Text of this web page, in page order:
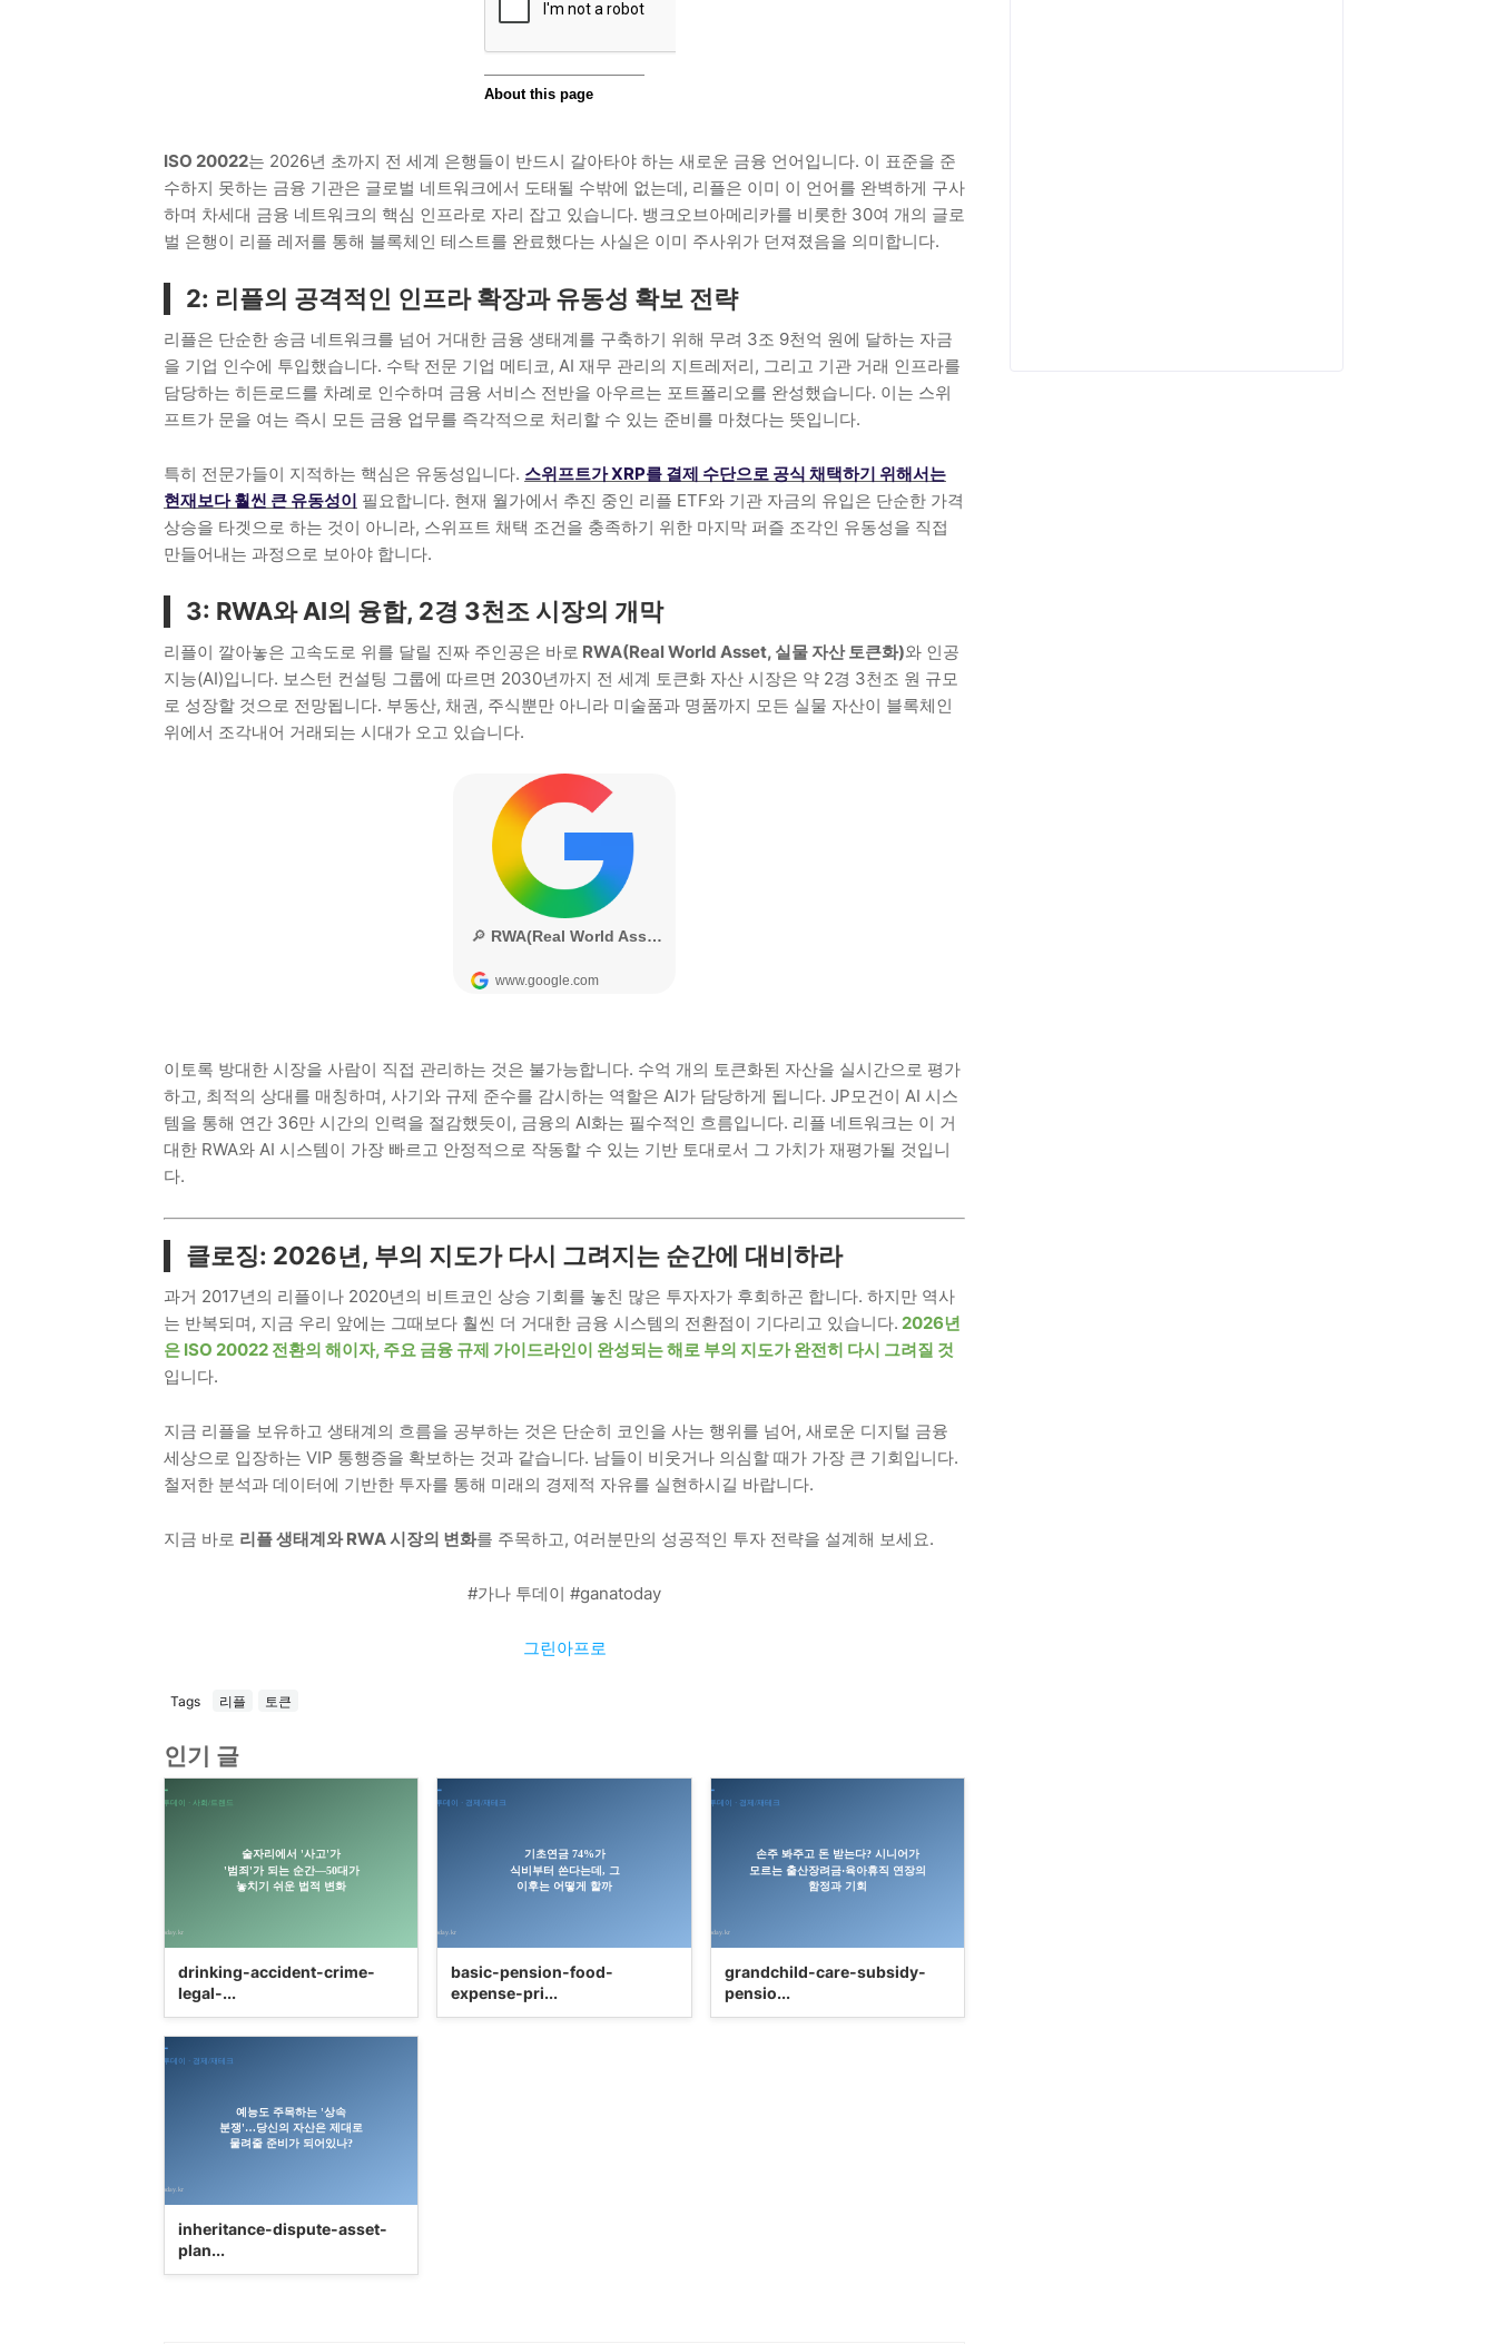
ISO 20022는 2026년 초까지 전 세계 은행들이 반드시 갈아타야 하는 새로운 금융 언어입니다. 이 표준을 준
수하지 못하는 금융 기관은 글로벌 네트워크에서 도태될 수밖에 없는데, 리플은 이미 이 언어를 완벽하게 구사
하며 차세대 금융 네트워크의 핵심 인프라로 자리 잡고 있습니다. 뱅크오브아메리카를 비롯한 30여 개의 글로
벌 은행이 리플 레저를 통해 블록체인 테스트를 완료했다는 사실은 이미 주사위가 던져졌음을 의미합니다.
2: 리플의 공격적인 인프라 확장과 유동성 확보 전략
리플은 단순한 송금 네트워크를 넘어 거대한 금융 생태계를 구축하기 위해 무려 3조 9천억 원에 달하는 자금
을 기업 인수에 투입했습니다. 수탁 전문 기업 메티코, AI 재무 관리의 지트레저리, 그리고 기관 거래 인프라를
담당하는 히든로드를 차례로 인수하며 금융 서비스 전반을 아우르는 포트폴리오를 완성했습니다. 이는 스위
프트가 문을 여는 즉시 모든 금융 업무를 즉각적으로 처리할 수 있는 준비를 마쳤다는 뜻입니다.
특히 전문가들이 지적하는 핵심은 유동성입니다. 스위프트가 XRP를 결제 수단으로 공식 채택하기 위해서는
현재보다 훨씬 큰 유동성이 필요합니다. 현재 월가에서 추진 중인 리플 ETF와 기관 자금의 유입은 단순한 가격
상승을 타겟으로 하는 것이 아니라, 스위프트 채택 조건을 충족하기 위한 마지막 퍼즐 조각인 유동성을 직접
만들어내는 과정으로 보아야 합니다.
3: RWA와 AI의 융합, 2경 3천조 시장의 개막
리플이 깔아놓은 고속도로 위를 달릴 진짜 주인공은 바로 RWA(Real World Asset, 실물 자산 토큰화)와 인공
지능(AI)입니다. 보스턴 컨설팅 그룹에 따르면 2030년까지 전 세계 토큰화 자산 시장은 약 2경 3천조 원 규모
로 성장할 것으로 전망됩니다. 부동산, 채권, 주식뿐만 아니라 미술품과 명품까지 모든 실물 자산이 블록체인
위에서 조각내어 거래되는 시대가 오고 있습니다.
이토록 방대한 시장을 사람이 직접 관리하는 것은 불가능합니다. 수억 개의 토큰화된 자산을 실시간으로 평가
하고, 최적의 상대를 매칭하며, 사기와 규제 준수를 감시하는 역할은 AI가 담당하게 됩니다. JP모건이 AI 시스
템을 통해 연간 36만 시간의 인력을 절감했듯이, 금융의 AI화는 필수적인 흐름입니다. 리플 네트워크는 이 거
대한 RWA와 AI 시스템이 가장 빠르고 안정적으로 작동할 수 있는 기반 토대로서 그 가치가 재평가될 것입니
다.
클로징: 2026년, 부의 지도가 다시 그려지는 순간에 대비하라
과거 2017년의 리플이나 2020년의 비트코인 상승 기회를 놓친 많은 투자자가 후회하곤 합니다. 하지만 역사
는 반복되며, 지금 우리 앞에는 그때보다 훨씬 더 거대한 금융 시스템의 전환점이 기다리고 있습니다. 2026년
은 ISO 20022 전환의 해이자, 주요 금융 규제 가이드라인이 완성되는 해로 부의 지도가 완전히 다시 그려질 것
입니다.
지금 리플을 보유하고 생태계의 흐름을 공부하는 것은 단순히 코인을 사는 행위를 넘어, 새로운 디지털 금융
세상으로 입장하는 VIP 통행증을 확보하는 것과 같습니다. 남들이 비웃거나 의심할 때가 가장 큰 기회입니다.
철저한 분석과 데이터에 기반한 투자를 통해 미래의 경제적 자유를 실현하시길 바랍니다.
지금 바로 리플 생태계와 RWA 시장의 변화를 주목하고, 여러분만의 성공적인 투자 전략을 설계해 보세요.
#가나 투데이 #ganatoday
그린아프로
Tags 리플 토큰
인기 글
drinking-accident-crime-
legal-...
basic-pension-food-
expense-pri...
grandchild-care-subsidy-
pensio...
inheritance-dispute-asset-
plan...